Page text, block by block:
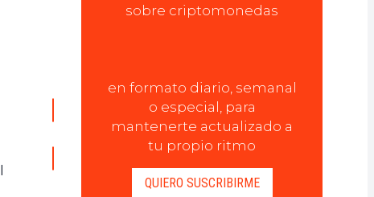
sobre criptomonedas
en formato diario, semanal
o especial, para
mantenerte actualizado a
tu propio ritmo
QUIERO SUSCRIBIRME